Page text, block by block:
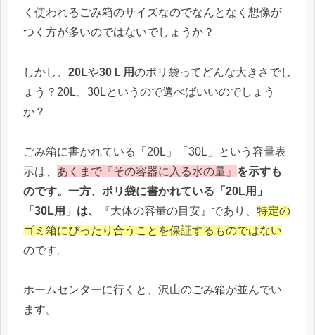
く使われるごみ箱のサイズなのでなんとなく想像が
つく方が多いのではないでしょうか？
しかし、 20Lや30Ｌ用のポリ袋ってどんな大きさでし
ょう？20L、30Lというので選べばいいのでしょう
か？
ごみ箱に書かれている「20L」「30L」という容量表
示は、 あくまで『その容器に入る水の量』 を示すも
のです。一方、ポリ袋に書かれている「20L用」
「30L用」は、
『大体の容量の目安』であり、 特定の
ゴミ箱にぴったり合うことを保証するものではない
のです。
ホームセンターに行くと、沢山のごみ箱が並んでい
ます。